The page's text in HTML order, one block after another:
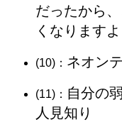
だったから
くなります
(10)： ネオン
(11)： 自分の
人見知り